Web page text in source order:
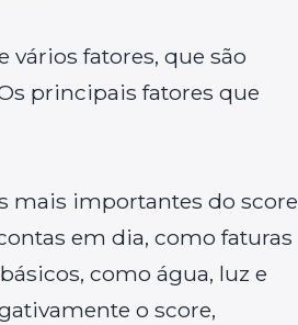
vários fatores, que são
principais fatores que
mais importantes do score
em dia, como faturas
como água, luz e
o score,